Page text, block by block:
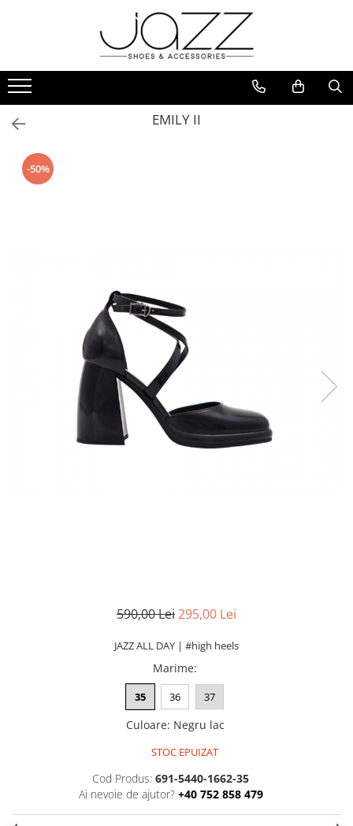
Pantofi cu toc
Pantofi flats
Sport couture
Sandale cu toc
Sandale flats
EMILY II
-50%
590,00 Lei295,00 Lei
JAZZ ALL DAY | #high heels
Marime:
35 36 37
Culoare: Negru lac
STOC EPUIZAT
Cod Produs: 691-5440-1662-35
Ai nevoie de ajutor? +40 752 858 479